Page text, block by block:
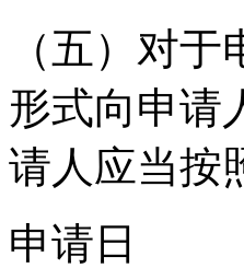
（五）对
形式向申请
请人应当按
申请日